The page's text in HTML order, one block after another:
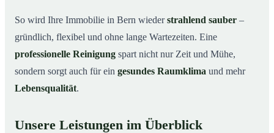
So wird Ihre Immobilie in Bern wiederstrahlend sauber –
gründlich, flexibel und ohne lange Wartezeiten. Eine
professionelle Reinigung spart nicht nur Zeit und Mühe,
sondern sorgt auch für ein gesundes Raumklima und mehr
Lebensqualität.
Unsere Leistungen im Überblick